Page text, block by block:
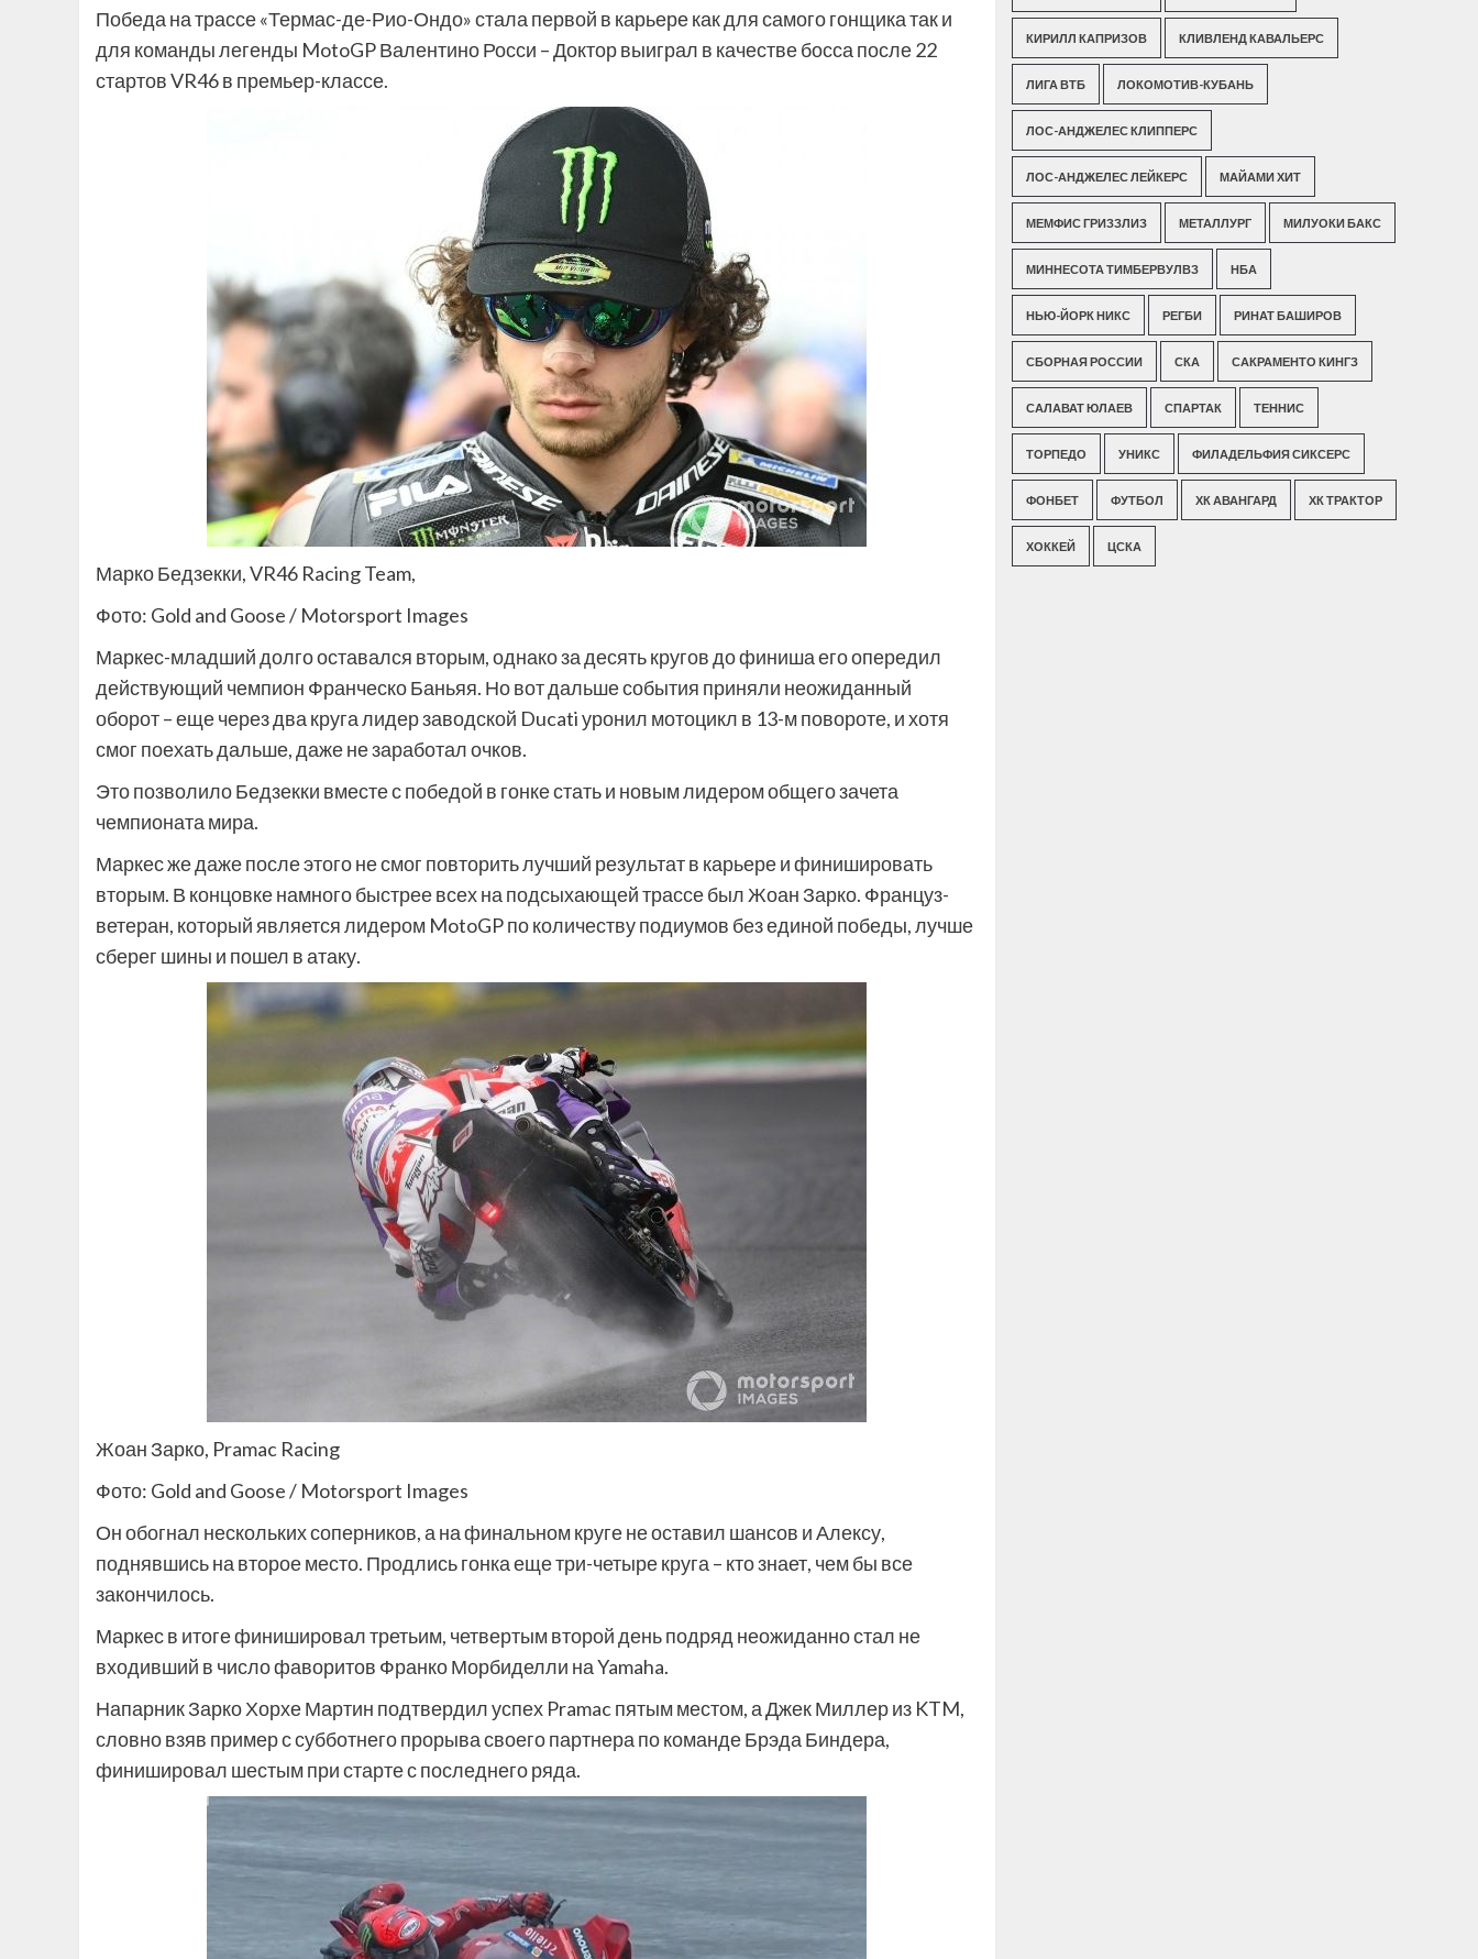
Победа на трассе «Термас-де-Рио-Ондо» стала первой в карьере как для самого гонщика так и
для команды легенды MotoGP Валентино Росси – Доктор выиграл в качестве босса после 22
стартов VR46 в премьер-классе.
Марко Бедзекки, VR46 Racing Team,
Фото: Gold and Goose / Motorsport Images
Маркес-младший долго оставался вторым, однако за десять кругов до финиша его опередил
действующий чемпион Франческо Баньяя. Но вот дальше события приняли неожиданный
оборот – еще через два круга лидер заводской Ducati уронил мотоцикл в 13-м повороте, и хотя
смог поехать дальше, даже не заработал очков.
Это позволило Бедзекки вместе с победой в гонке стать и новым лидером общего зачета
чемпионата мира.
Маркес же даже после этого не смог повторить лучший результат в карьере и финишировать
вторым. В концовке намного быстрее всех на подсыхающей трассе был Жоан Зарко. Француз-
ветеран, который является лидером MotoGP по количеству подиумов без единой победы, лучше
сберег шины и пошел в атаку.
Жоан Зарко, Pramac Racing
Фото: Gold and Goose / Motorsport Images
Он обогнал нескольких соперников, а на финальном круге не оставил шансов и Алексу,
поднявшись на второе место. Продлись гонка еще три-четыре круга – кто знает, чем бы все
закончилось.
Маркес в итоге финишировал третьим, четвертым второй день подряд неожиданно стал не
входивший в число фаворитов Франко Морбиделли на Yamaha.
Напарник Зарко Хорхе Мартин подтвердил успех Pramac пятым местом, а Джек Миллер из KTM,
словно взяв пример с субботнего прорыва своего партнера по команде Брэда Биндера,
финишировал шестым при старте с последнего ряда.
КИРИЛЛ КАПРИЗОВ КЛИВЛЕНД КАВАЛЬЕРС
ЛИГА ВТБ ЛОКОМОТИВ-КУБАНЬ
ЛОС-АНДЖЕЛЕС КЛИППЕРС
ЛОС-АНДЖЕЛЕС ЛЕЙКЕРС МАЙАМИ ХИТ
МЕМФИС ГРИЗЗЛИЗ МЕТАЛЛУРГ МИЛУОКИ БАКС
МИННЕСОТА ТИМБЕРВУЛВЗ НБА
НЬЮ-ЙОРК НИКС РЕГБИ РИНАТ БАШИРОВ
СБОРНАЯ РОССИИ СКА САКРАМЕНТО КИНГЗ
САЛАВАТ ЮЛАЕВ СПАРТАК ТЕННИС
ТОРПЕДО УНИКС ФИЛАДЕЛЬФИЯ СИКСЕРС
ФОНБЕТ ФУТБОЛ ХК АВАНГАРД ХК ТРАКТОР
ХОККЕЙ ЦСКА